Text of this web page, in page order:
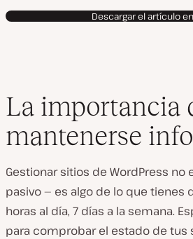
Descargar el artículo en
La importancia
mantenerse
Gestionar sitios de WordPress no
pasivo — es algo de lo que tienes
horas al día, 7 días a la semana.
para comprobar el estado de tus